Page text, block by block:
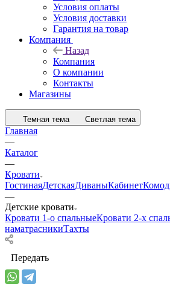
Условия оплаты
Условия доставки
Гарантия на товар
Компания
Назад
Компания
О компании
Контакты
Магазины
Темная тема Светлая тема
Главная
—
Каталог
—
Кровати
ГостинаяДетскаяДиваныКабинет
—
Детские кровати
Кровати 1-о спальныеКровати 2-х
наматрасникиТахты
Передать